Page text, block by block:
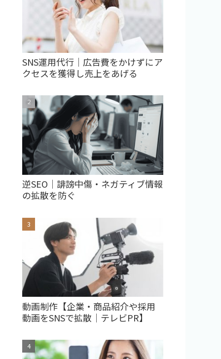
SNS運用代行｜広告費をかけずにア
クセスを獲得し売上をあげる
逆SEO｜誹謗中傷・ネガティブ情報
の拡散を防ぐ
動画制作【企業・商品紹介や採用
動画をSNSで拡散｜テレビPR】